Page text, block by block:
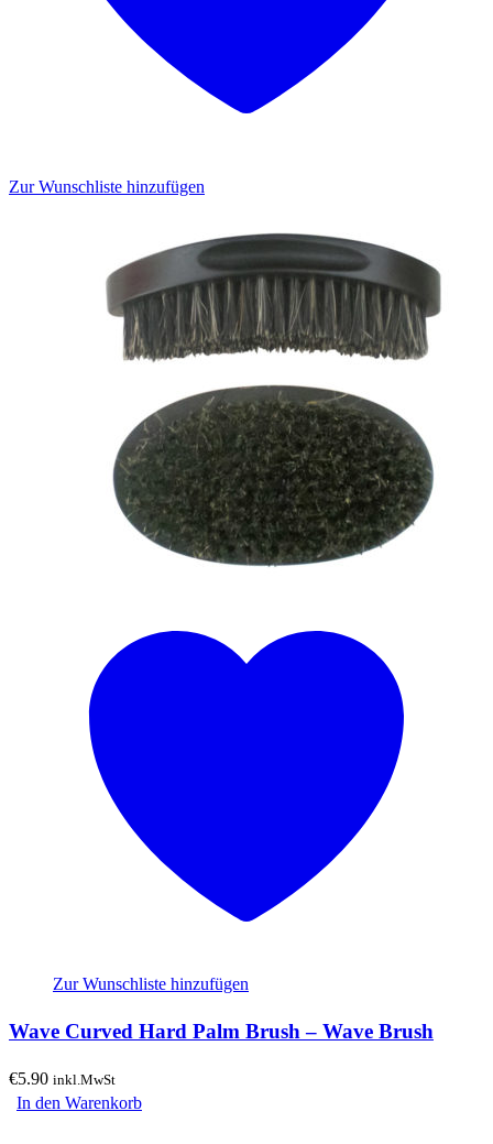
Zur Wunschliste hinzufügen
Zur Wunschliste hinzufügen
Wave Curved Hard Palm Brush – Wave Brush
€5.90 inkl.MwSt
In den Warenkorb